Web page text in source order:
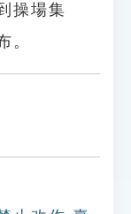
操場集
。